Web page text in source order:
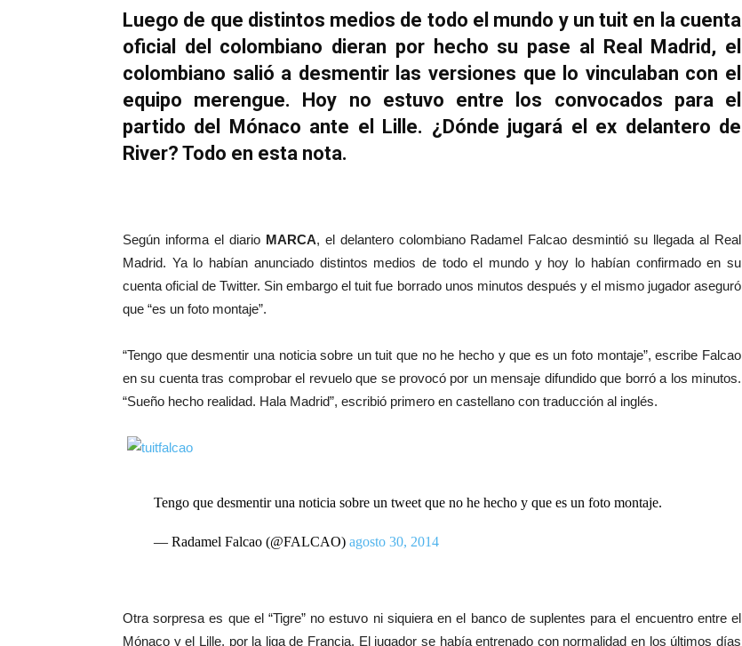
Luego de que distintos medios de todo el mundo y un tuit en la cuenta
oficial del colombiano dieran por hecho su pase al Real Madrid, el
colombiano salió a desmentir las versiones que lo vinculaban con el
equipo merengue. Hoy no estuvo entre los convocados para el
partido del Mónaco ante el Lille. ¿Dónde jugará el ex delantero de
River? Todo en esta nota.
Según informa el diario MARCA, el delantero colombiano Radamel Falcao desmintió su llegada al Real
Madrid. Ya lo habían anunciado distintos medios de todo el mundo y hoy lo habían confirmado en su
cuenta oficial de Twitter. Sin embargo el tuit fue borrado unos minutos después y el mismo jugador aseguró
que “es un foto montaje”.
“Tengo que desmentir una noticia sobre un tuit que no he hecho y que es un foto montaje”, escribe Falcao
en su cuenta tras comprobar el revuelo que se provocó por un mensaje difundido que borró a los minutos.
“Sueño hecho realidad. Hala Madrid”, escribió primero en castellano con traducción al inglés.
Tengo que desmentir una noticia sobre un tweet que no he hecho y que es un foto montaje.
— Radamel Falcao (@FALCAO) agosto 30, 2014
Otra sorpresa es que el “Tigre” no estuvo ni siquiera en el banco de suplentes para el encuentro entre el
Mónaco y el Lille, por la liga de Francia. El jugador se había entrenado con normalidad en los últimos días